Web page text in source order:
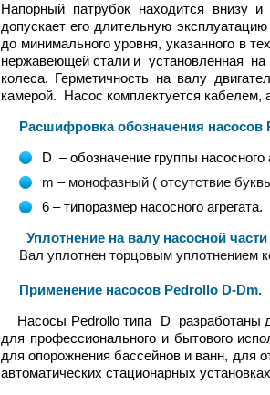
Напорный патрубок находится внизу
допускает его длительную
до минимального уровня, указанного в
нержавеющей стали и установленная на
колеса. Герметичность на валу
камерой. Насос комплектуется
Расшифровка обозначения насосов
D – обозначение группы насосного
m – монофазный ( отсутствие
6 – типоразмер насосного агрегата.
Уплотнение на валу насосной части
Вал уплотнен торцовым уплотнением
Применение насосов Pedrollo D-Dm.
Насосы Pedrollo типа D разработаны
для профессионального и бытового
для опорожнения бассейнов и ванн, для
автоматических стационарных